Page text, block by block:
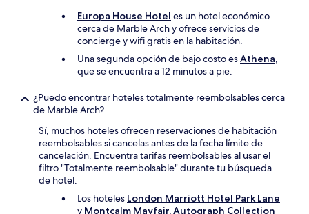
Europa House Hotel es un hotel económico
cerca de Marble Arch y ofrece servicios de
concierge y wifi gratis en la habitación.
Una segunda opción de bajo costo esAthena,
que se encuentra a 12 minutos a pie.
¿Puedo encontrar hoteles totalmente reembolsables cerca
de Marble Arch?
Sí, muchos hoteles ofrecen reservaciones de habitación
reembolsables si cancelas antes de la fecha límite de
cancelación. Encuentra tarifas reembolsables al usar el
filtro "Totalmente reembolsable" durante tu búsqueda
de hotel.
Los hoteles London Marriott Hotel Park Lane
y Montcalm Mayfair, Autograph Collection